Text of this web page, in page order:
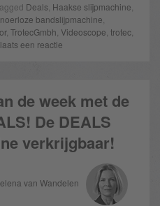
Deals Haakse slijpmachine
bandslijpmachine
, TrotecGmbh Videoscope trotec,
een reactie
de week met de
De DEALS
verkrijgbaar!
van Wandelen